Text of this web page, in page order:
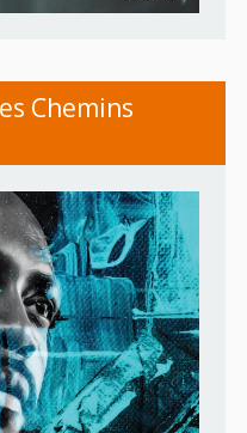
Chemins